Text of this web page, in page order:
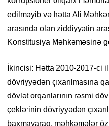
edilməyib və hətta Ali
arasında olan ziddiyyətin
Konstitusiya Məhkəməsinə
İkincisi: Hətta 2010-2017-ci
dövriyyədən çıxarılmasına
dövlət orqanlarının rəsmi
çeklərinin dövriyyədən
baxmayaraq, məhkəmələr